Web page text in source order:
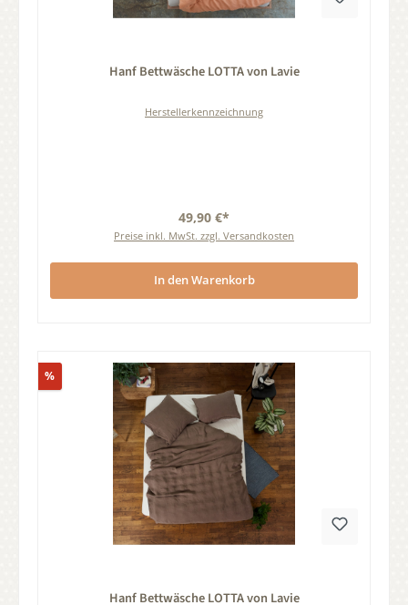
Hanf Bettwäsche LOTTA von Lavie
Herstellerkennzeichnung
49,90 €*
Preise inkl. MwSt. zzgl. Versandkosten
In den Warenkorb
%Rabatt
Hanf Bettwäsche LOTTA von Lavie